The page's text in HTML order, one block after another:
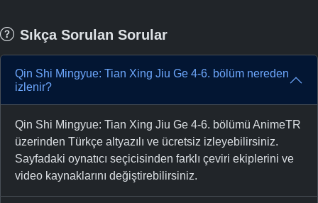
Sıkça Sorulan Sorular
Qin Shi Mingyue: Tian Xing Jiu Ge 4-6. bölüm nereden
izlenir?
Qin Shi Mingyue: Tian Xing Jiu Ge 4-6. bölümü AnimeTR
üzerinden Türkçe altyazılı ve ücretsiz izleyebilirsiniz.
Sayfadaki oynatıcı seçicisinden farklı çeviri ekiplerini ve
video kaynaklarını değiştirebilirsiniz.